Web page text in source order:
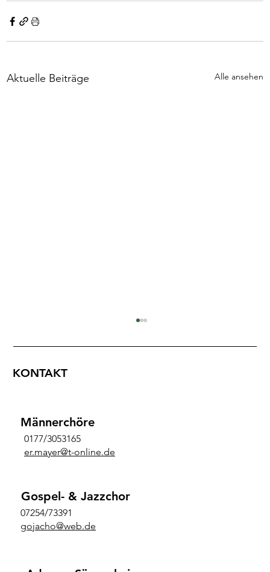
Aktuelle Beiträge Alle ansehen
KONTAKT
Männerchöre
0177/3053165
er.mayer@t-online.de
Gospel- & Jazzchor
07254/73391
gojacho@web.de